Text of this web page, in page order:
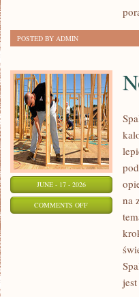
POSTED BY ADMIN
JUNE - 17 - 2026
COMMENTS OFFON
ODCHUDZANIU
na
jest